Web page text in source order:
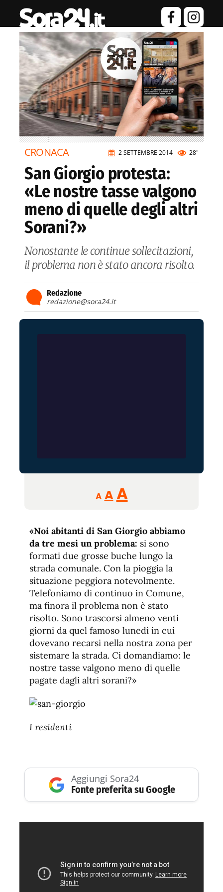
2 SETTEMBRE 2014 28"
CRONACA
San Giorgio protesta:
«Le nostre tasse valgono
meno di quelle degli altri
Sorani?»
Nonostante le continue sollecitazioni,
il problema non è stato ancora risolto.
Redazione
redazione@sora24.it
A
Reducir
tamaño
A Restablecer
de
fuente
AAumentar
de
fuente.
«Noi abitanti di San Giorgio abbiamo
da tre mesi un problema: si sono
formati due grosse buche lungo la
strada comunale. Con la pioggia la
situazione peggiora notevolmente.
Telefoniamo di continuo in Comune,
ma finora il problema non è stato
risolto. Sono trascorsi almeno venti
giorni da quel famoso lunedì in cui
dovevano recarsi nella nostra zona per
sistemare la strada. Ci domandiamo: le
nostre tasse valgono meno di quelle
pagate dagli altri sorani?»
I residenti
Aggiungi Sora24
Fonte preferita su Google